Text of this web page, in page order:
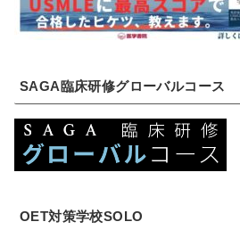
SAGA臨床研修グローバルコース
OET対策学校SOLO